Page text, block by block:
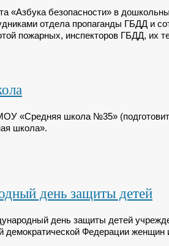
«Азбука безопасности» в
отдела пропаганды ГБДД и
пожарных, инспекторов ГБДД, их
«Средняя школа №35»
школа».
день защиты детей
день защиты детей
демократической Федерации женщин